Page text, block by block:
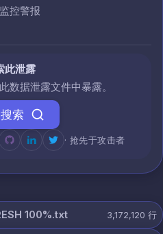
控警报
此泄露
数据泄露文件中暴露。
索
· 抢先于攻击者
100%.txt 3,172,120 行